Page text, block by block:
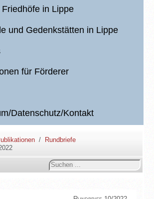
in Lippe
und Gedenkstätten in Lippe
für Förderer
Datenschutz/Kontakt
Rundbriefe
Suchen
...